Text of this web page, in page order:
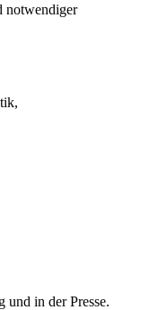
notwendiger
in der Presse.